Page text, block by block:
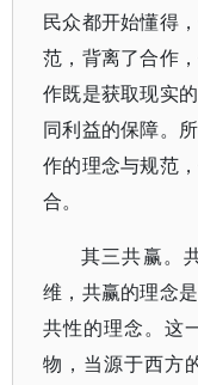
民众都开始懂得
范，背离了合作
作既是获取现实
同利益的保障。
作的理念与规范
合。
其三共赢。
维，共赢的理念
共性的理念。这
物，当源于西方